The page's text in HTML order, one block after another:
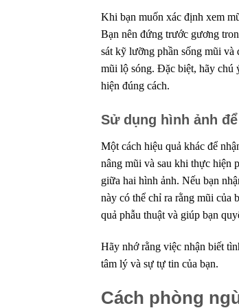
Khi bạn muốn xác định xem
Bạn nên đứng trước gương
sát kỹ lưỡng phần sống mũi và
mũi lộ sóng. Đặc biệt, hãy chú
hiện đúng cách.
Sử dụng hình ảnh
Một cách hiệu quả khác để
nâng mũi và sau khi thực hiện
giữa hai hình ảnh. Nếu bạn
này có thể chỉ ra rằng mũi của
quả phẫu thuật và giúp bạn
Hãy nhớ rằng việc nhận biết
tâm lý và sự tự tin của bạn.
Cách phòng